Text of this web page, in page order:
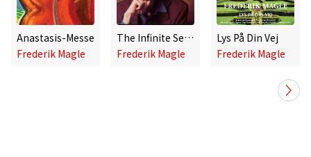
Anastasis-Messe
Frederik Magle
The Infinite Second - Works For Organ
Frederik Magle
Lys På Din Vej
Frederik Magle